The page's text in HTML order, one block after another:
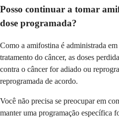
Posso continuar a tomar
dose programada?
Como a amifostina é administrada
tratamento do câncer, as doses
contra o câncer for adiado ou
reprogramada de acordo.
Você não precisa se preocupar em
manter uma programação específica